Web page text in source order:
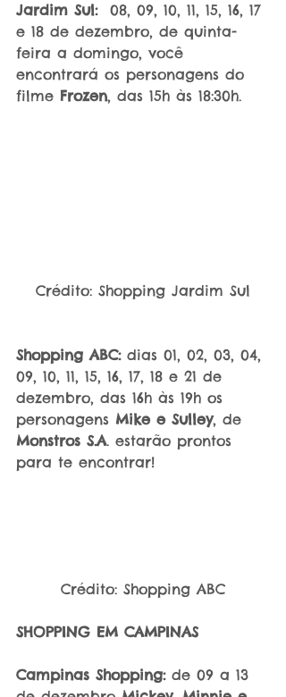
Jardim Sul:
  08, 09, 10, 11, 15, 16, 17
e 18 de dezembro, de quinta-
feira a domingo, você
encontrará os personagens do
filme Frozen, das 15h às 18:30h.
Crédito: Shopping Jardim Sul
Shopping ABC: dias 01, 02, 03, 04,
09, 10, 11, 15, 16, 17, 18 e 21 de
dezembro, das 16h às 19h os
personagens Mike e Sulley, de
Monstros S.A. estarão prontos
para te encontrar!
Crédito: Shopping ABC
SHOPPING EM CAMPINAS
Campinas Shopping: de 09 a 13